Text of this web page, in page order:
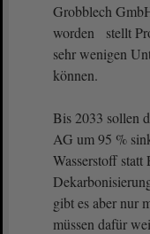
Grobblech
worden stellt
sehr wenigen
können.
Bis 2033 sollen
AG um 95 %
Wasserstoff statt
gibt es aber nur
müssen dafür